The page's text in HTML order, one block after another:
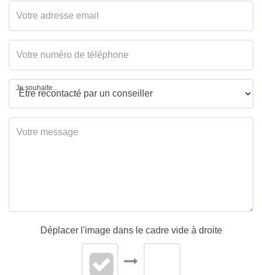
Je souhaite...
Déplacer l'image dans le cadre vide à droite